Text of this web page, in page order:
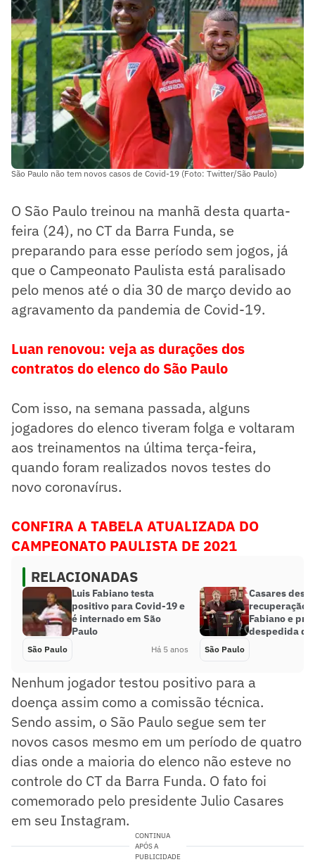
São Paulo não tem novos casos de Covid-19 (Foto: Twitter/São Paulo)
O São Paulo treinou na manhã desta quarta-
feira (24), no CT da Barra Funda, se
preparando para esse período sem jogos, já
que o Campeonato Paulista está paralisado
pelo menos até o dia 30 de março devido ao
agravamento da pandemia de Covid-19.
Luan renovou: veja as durações dos
contratos do elenco do São Paulo
Com isso, na semana passada, alguns
jogadores do elenco tiveram folga e voltaram
aos treinamentos na última terça-feira,
quando foram realizados novos testes do
novo coronavírus.
CONFIRA A TABELA ATUALIZADA DO
CAMPEONATO PAULISTA DE 2021
RELACIONADAS
Luis Fabiano testa
positivo para Covid-19 e
é internado em São
Paulo
São Paulo Há 5 anos
Casares
recuperação
Fabiano e
despedida
São Paulo
Nenhum jogador testou positivo para a
doença assim como a comissão técnica.
Sendo assim, o São Paulo segue sem ter
novos casos mesmo em um período de quatro
dias onde a maioria do elenco não esteve no
controle do CT da Barra Funda. O fato foi
comemorado pelo presidente Julio Casares
em seu Instagram.
CONTINUA
APÓS A
PUBLICIDADE